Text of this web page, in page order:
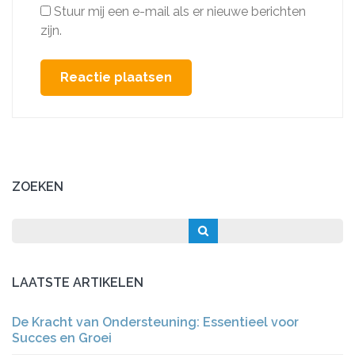
Stuur mij een e-mail als er nieuwe berichten
zijn.
ZOEKEN
LAATSTE ARTIKELEN
De Kracht van Ondersteuning: Essentieel voor
Succes en Groei